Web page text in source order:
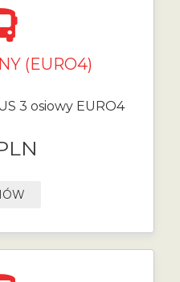
(EURO4)
3 osiowy EURO4